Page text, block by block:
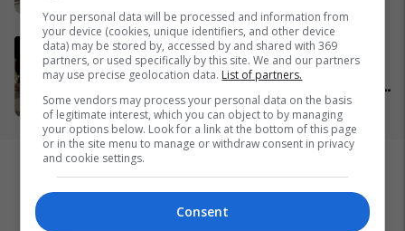
pasojnë
Përleshje masive dhe jo vetëm
– pamje të tensioneve të
shumta nga zgjedhjet lokale në
disa pjesë të Serbisë
29/03/2026
Your personal data will be processed and information from
your device (cookies, unique identifiers, and other device
data) may be stored by, accessed by and shared with 369
partners, or used specifically by this site. We and our partners
may use precise geolocation data. List of partners.
Some vendors may process your personal data on the basis
of legitimate interest, which you can object to by managing
your options below. Look for a link at the bottom of this page
or in the site menu to manage or withdraw consent in privacy
and cookie settings.
Consent